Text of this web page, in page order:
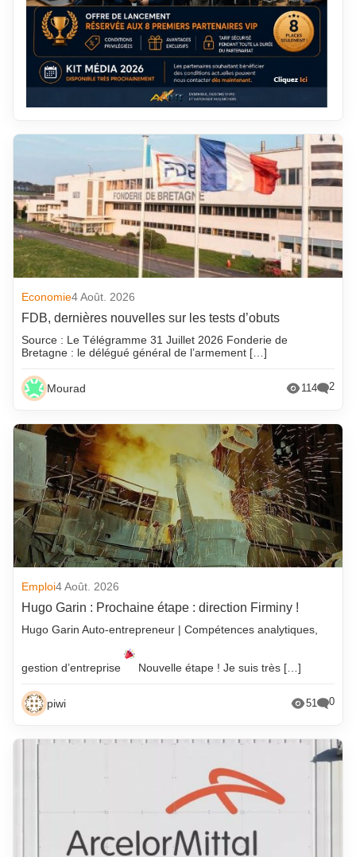
Economie4 Août. 2026
FDB, dernières nouvelles sur les tests d’obuts
Source : Le Télégramme 31 Juillet 2026 Fonderie de
Bretagne : le délégué général de l’armement […]
Mourad 114 2
Emploi4 Août. 2026
Hugo Garin : Prochaine étape : direction Firminy !
Hugo Garin Auto-entrepreneur | Compétences analytiques,
gestion d’entreprise Nouvelle étape ! Je suis très […]
piwi 51 0